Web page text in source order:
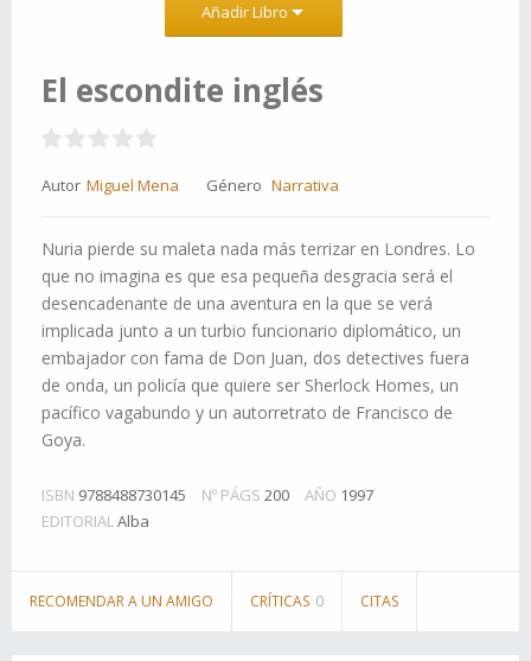
Añadir Libro
El escondite inglés
Autor Miguel Mena Género Narrativa
Nuria pierde su maleta nada más terrizar en Londres. Lo
que no imagina es que esa pequeña desgracia será el
desencadenante de una aventura en la que se verá
implicada junto a un turbio funcionario diplomático, un
embajador con fama de Don Juan, dos detectives fuera
de onda, un policía que quiere ser Sherlock Homes, un
pacífico vagabundo y un autorretrato de Francisco de
Goya.
ISBN 9788488730145 Nº PÁGS 200 AÑO 1997
EDITORIALAlba
RECOMENDAR A UN AMIGO CRÍTICAS 0 CITAS